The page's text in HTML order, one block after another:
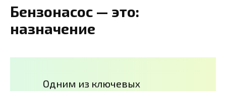
Бензонасос — это:
назначение
Одним из ключевых